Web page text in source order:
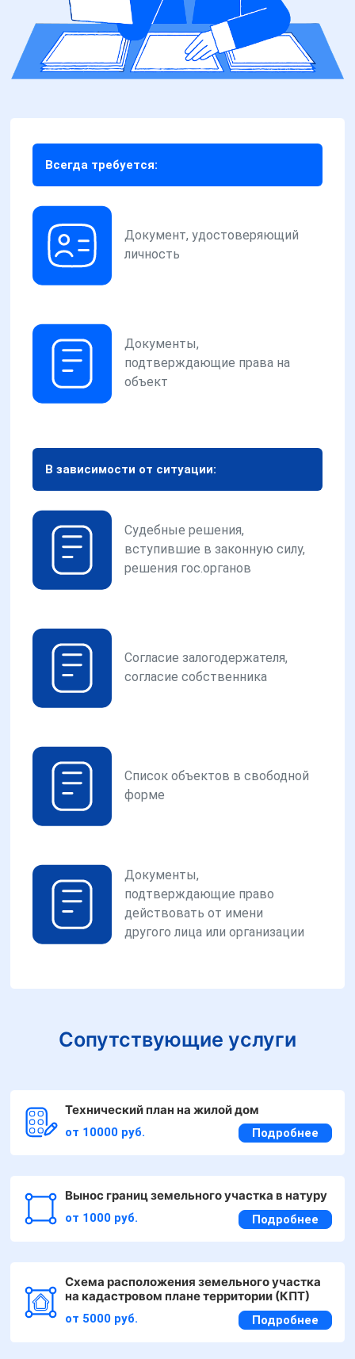
Всегда требуется:
Документ, удостоверяющий
личность
Документы,
подтверждающие права на
объект
В зависимости от ситуации:
Судебные решения,
вступившие в законную силу,
решения гос.органов
Согласие залогодержателя,
согласие собственника
Список объектов в свободной
форме
Документы,
подтверждающие право
действовать от имени
другого лица или организации
Сопутствующие услуги
Технический план на жилой дом
от 10000 руб. Подробнее
Вынос границ земельного участка в натуру
от 1000 руб. Подробнее
Схема расположения земельного участка
на кадастровом плане территории (КПТ)
от 5000 руб. Подробнее